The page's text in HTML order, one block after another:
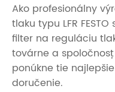
Ako profesionálny
tlaku typu LFR
filter na reguláciu
továrne a
ponúkne tie
doručenie.